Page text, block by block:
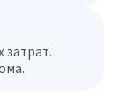
затрат.